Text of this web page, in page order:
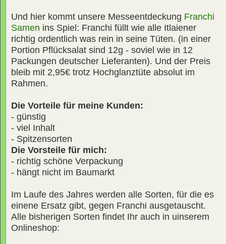
Und hier kommt unsere Messeentdeckung Franchi
Samen ins Spiel: Franchi füllt wie alle Itlaiener
richtig ordentlich was rein in seine Tüten. (in einer
Portion Pflücksalat sind 12g - soviel wie in 12
Packungen deutscher Lieferanten). Und der Preis
bleib mit 2,95€ trotz Hochglanztüte absolut im
Rahmen.
Die Vorteile für meine Kunden:
- günstig
- viel Inhalt
- Spitzensorten
Die Vorsteile für mich:
- richtig schöne Verpackung
- hängt nicht im Baumarkt
Im Laufe des Jahres werden alle Sorten, für die es
einene Ersatz gibt, gegen Franchi ausgetauscht.
Alle bisherigen Sorten findet Ihr auch in uinserem
Onlineshop: